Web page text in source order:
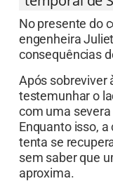
No presente do
engenheira
consequências
Após sobreviver
testemunhar o
com uma
Enquanto isso,
tenta se
sem saber que
aproxima.